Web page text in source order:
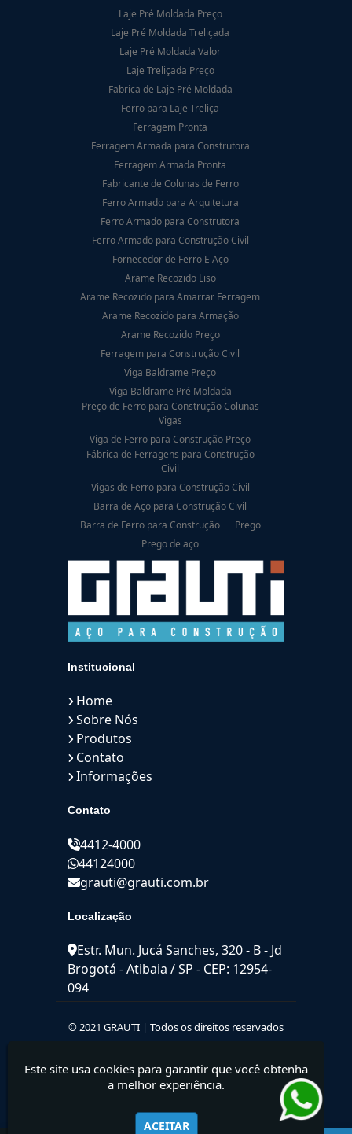
Laje Pré Moldada Preço
Laje Pré Moldada Treliçada
Laje Pré Moldada Valor
Laje Treliçada Preço
Fabrica de Laje Pré Moldada
Ferro para Laje Treliça
Ferragem Pronta
Ferragem Armada para Construtora
Ferragem Armada Pronta
Fabricante de Colunas de Ferro
Ferro Armado para Arquitetura
Ferro Armado para Construtora
Ferro Armado para Construção Civil
Fornecedor de Ferro E Aço
Arame Recozido Liso
Arame Recozido para Amarrar Ferragem
Arame Recozido para Armação
Arame Recozido Preço
Ferragem para Construção Civil
Viga Baldrame Preço
Viga Baldrame Pré Moldada
Preço de Ferro para Construção Colunas
Vigas
Viga de Ferro para Construção Preço
Fábrica de Ferragens para Construção
Civil
Vigas de Ferro para Construção Civil
Barra de Aço para Construção Civil
Barra de Ferro para Construção
Prego
Prego de aço
Institucional
Home
Sobre Nós
Produtos
Contato
Informações
Contato
4412-4000
44124000
grauti@grauti.com.br
Localização
Estr. Mun. Jucá Sanches, 320 - B - Jd
Brogotá - Atibaia / SP - CEP: 12954-
094
© 2021 GRAUTI | Todos os direitos reservados
Este site usa cookies para garantir que você obtenha
a melhor experiência.
ACEITAR